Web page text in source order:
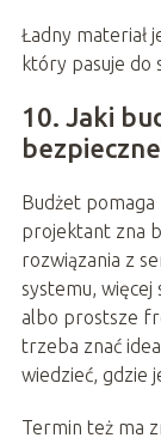
Ładny materiał
który pasuje do
10. Jaki
Budżet pomaga
projektant zna
rozwiązania z
systemu,
albo prostsze
trzeba znać
wiedzieć, gdzie
Termin też ma